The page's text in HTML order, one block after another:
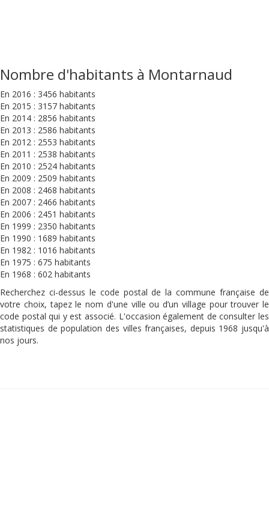
Nombre d'habitants à Montarnaud
En 2016 : 3456 habitants
En 2015 : 3157 habitants
En 2014 : 2856 habitants
En 2013 : 2586 habitants
En 2012 : 2553 habitants
En 2011 : 2538 habitants
En 2010 : 2524 habitants
En 2009 : 2509 habitants
En 2008 : 2468 habitants
En 2007 : 2466 habitants
En 2006 : 2451 habitants
En 1999 : 2350 habitants
En 1990 : 1689 habitants
En 1982 : 1016 habitants
En 1975 : 675 habitants
En 1968 : 602 habitants
Recherchez ci-dessus le code postal de la commune française de
votre choix, tapez le nom d'une ville ou d’un village pour trouver le
code postal qui y est associé. L'occasion également de consulter les
statistiques de population des villes françaises, depuis 1968 jusqu'à
nos jours.